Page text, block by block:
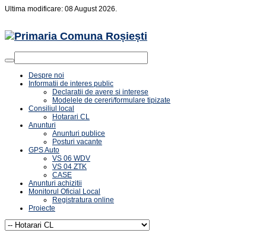
Ultima modificare: 08 August 2026.
Despre noi
Informatii de interes public
Declaratii de avere si interese
Modelele de cereri/formulare tipizate
Consiliul local
Hotarari CL
Anunturi
Anunturi publice
Posturi vacante
GPS Auto
VS 06 WDV
VS 04 ZTK
CASE
Anunturi achizitii
Monitorul Oficial Local
Registratura online
Proiecte